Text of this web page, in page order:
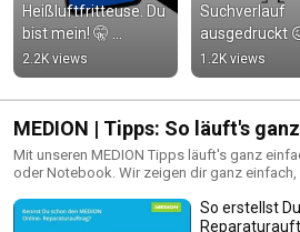
Heißluftfritteuse. Du
bist mein! 🤫
#MEDION
2.2K views
Suchverlauf
ausgedruckt
#MEDION
1.2K views
MEDION | Tipps: So läuft's
Mit unseren MEDION Tipps läuft's ganz
oder Notebook. Wir zeigen dir ganz
Facebook: https://www.facebook.com/
Shop: http://bit.ly/2gHTiNS Wir bei MEDION machen neueste
So erstellst